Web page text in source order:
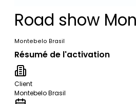
Road show
Montebelo Brasil
Résumé de l'activation
Client
Montebelo Brasil